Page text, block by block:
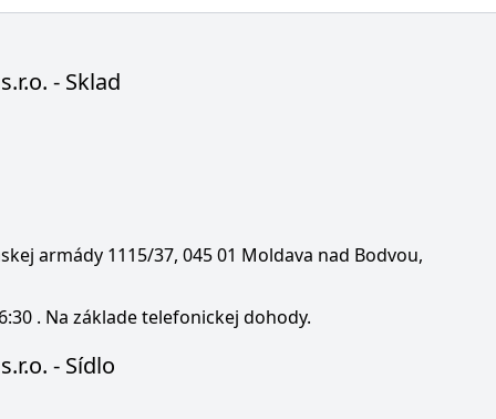
- Sklad
armády 1115/37, 045 01 Moldava nad Bodvou,
. Na základe telefonickej dohody.
- Sídlo